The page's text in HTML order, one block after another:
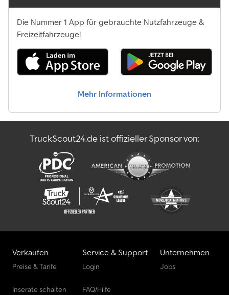
Die Nummer 1 App für gebrauchte Nutzfahrzeuge &
Freizeitfahrzeuge!
Mehr Informationen
TruckScout24.de ist offizieller Sponsor von:
Verkaufen
Preise & Tarife
Inserate schalten
Service & Support
Login
FAQ/Hilfe
Unternehmen
Jobs